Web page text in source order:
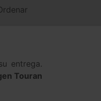
entrega.
Touran